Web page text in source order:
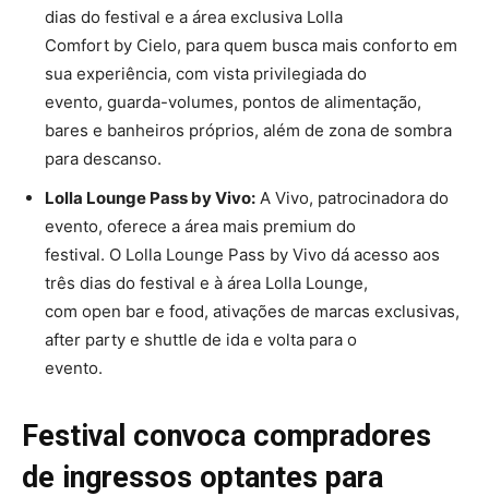
dias do festival e a área exclusiva Lolla
Comfort by Cielo, para quem busca mais conforto em
sua experiência, com vista privilegiada do
evento, guarda-volumes, pontos de alimentação,
bares e banheiros próprios, além de zona de sombra
para descanso.
Lolla Lounge Pass by Vivo: A Vivo, patrocinadora do
evento, oferece a área mais premium do
festival. O Lolla Lounge Pass by Vivo dá acesso aos
três dias do festival e à área Lolla Lounge,
com open bar e food, ativações de marcas exclusivas,
after party e shuttle de ida e volta para o
evento.
Festival convoca compradores
de ingressos optantes para